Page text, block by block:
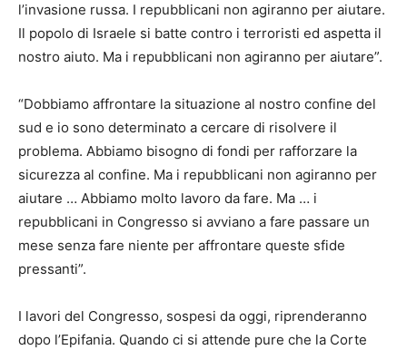
l’invasione russa. I repubblicani non agiranno per aiutare.
Il popolo di Israele si batte contro i terroristi ed aspetta il
nostro aiuto. Ma i repubblicani non agiranno per aiutare”.
“Dobbiamo affrontare la situazione al nostro confine del
sud e io sono determinato a cercare di risolvere il
problema. Abbiamo bisogno di fondi per rafforzare la
sicurezza al confine. Ma i repubblicani non agiranno per
aiutare … Abbiamo molto lavoro da fare. Ma … i
repubblicani in Congresso si avviano a fare passare un
mese senza fare niente per affrontare queste sfide
pressanti”.
I lavori del Congresso, sospesi da oggi, riprenderanno
dopo l’Epifania. Quando ci si attende pure che la Corte